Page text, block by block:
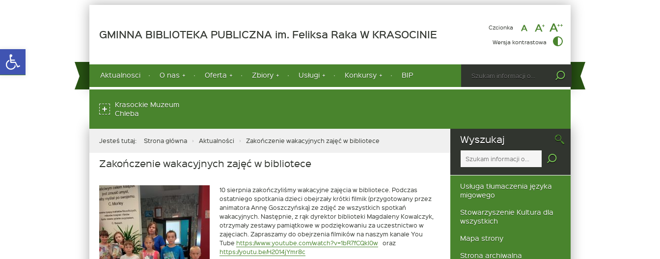
Open toolbar
GMINNA BIBLIOTEKA PUBLICZNA im. Feliksa Raka W KRASOCINIE
Zakończenie
zajęć
bibliotece
Czcionka
Wersja kontrastowa
górne
Aktualnosci O nas Oferta Zbiory Usługi Konkursy BIP
wpisz
szukaną
dolneKrasockie Muzeum
Chleba
Jesteś tutaj: Strona główna Aktualności Zakończenie wakacyjnych zajęć w bibliotece
Zakończenie wakacyjnych zajęć w bibliotece
10 sierpnia zakończyliśmy wakacyjne zajęcia w bibliotece. Podczas
ostatniego spotkania dzieci obejrzały krótki filmik (przygotowany przez
animatora Annę Goszczyńską) ze zdjęć ze wszystkich spotkań
wakacyjnych. Następnie, z rąk dyrektor biblioteki Magdaleny Kowalczyk,
otrzymały zestawy pamiątkowe w podziękowaniu za uczestnictwo w
zajęciach. Zapraszamy do obejrzenia filmików na naszym kanale You
Tube https://www.youtube.com/watch?v=1bR7fCQkI0woraz
https://youtu.be/H2014jYmr8c
Wyszukaj
wpisz
Usługa tłumaczenia języka
migowego
Stowarzyszenie Kultura dla
wszystkich
Mapa strony
Strona archiwalna